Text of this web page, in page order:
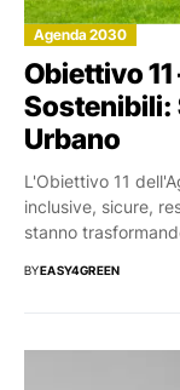
Agenda 2030
Obiettivo
Sostenibili:
Urbano
L'Obiettivo 11
inclusive, sicure,
stanno
BYEASY4GREEN